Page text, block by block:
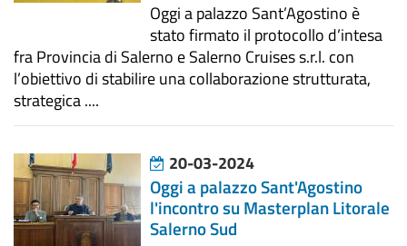
Oggi a palazzo Sant’Agostino è
stato firmato il protocollo d’intesa
fra Provincia di Salerno e Salerno Cruises s.r.l. con
l’obiettivo di stabilire una collaborazione strutturata,
strategica ....
20-03-2024
Oggi a palazzo Sant'Agostino
l'incontro su Masterplan Litorale
Salerno Sud